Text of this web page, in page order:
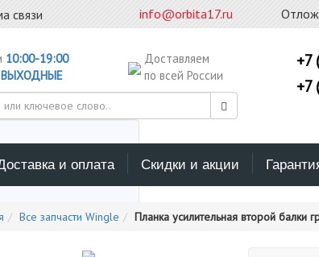
связи info@orbita17.ru
10:00-19:00
ВЫХОДНЫЕ
Доставляем
по всей России
каталог поиска
+7
+7
и оплата Скидки и акции
Все запчасти Wingle Планка усилительная второй балки